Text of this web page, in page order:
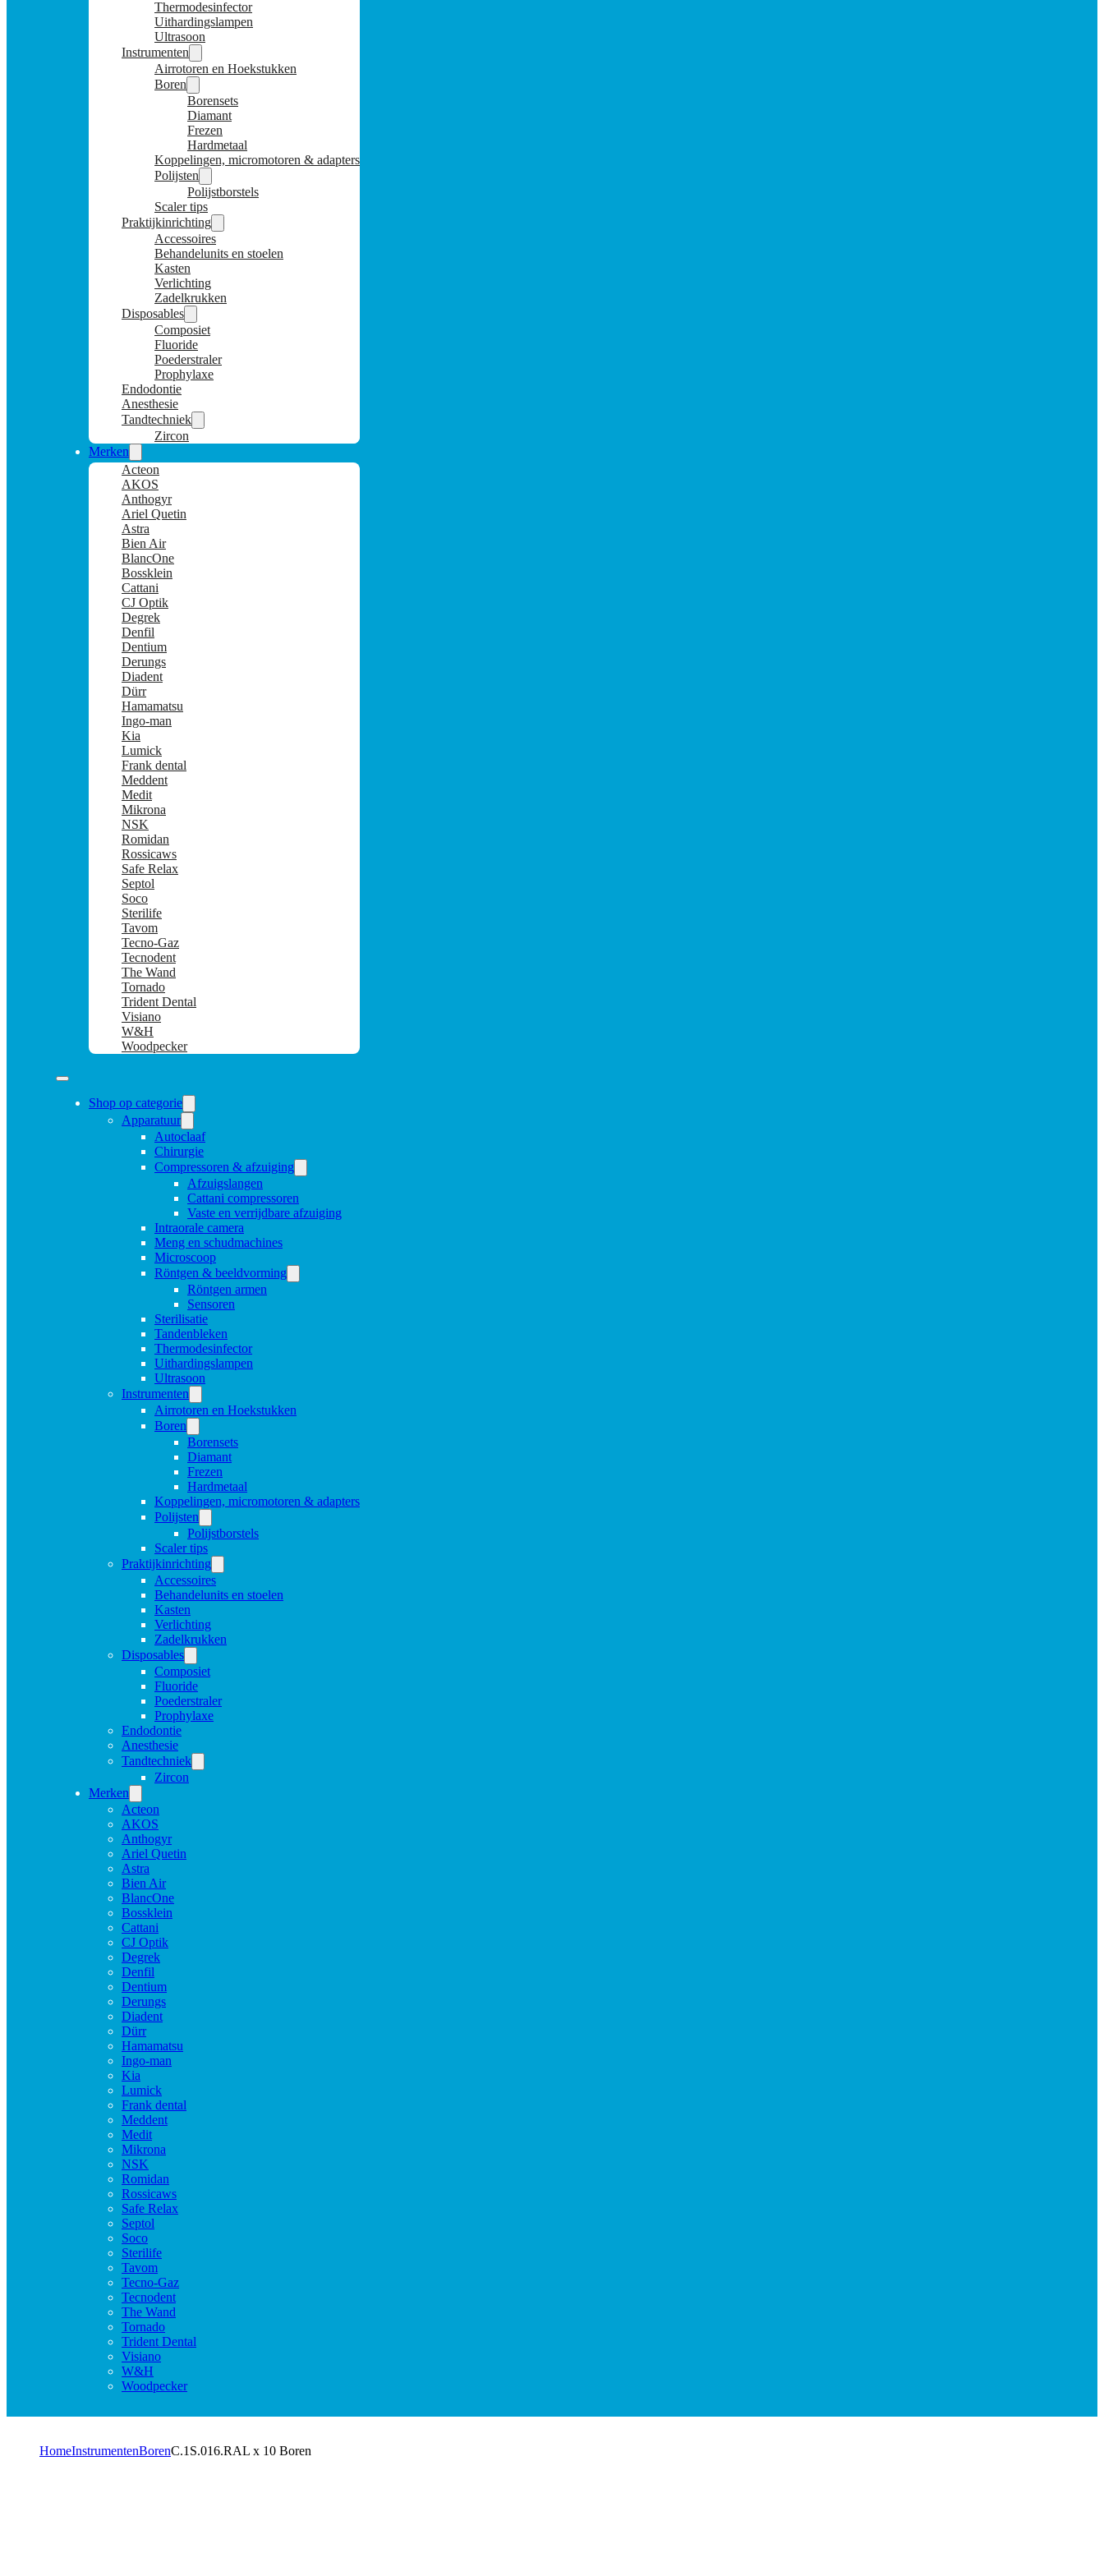
Thermodesinfector
Uithardingslampen
Ultrasoon
Instrumenten
Airrotoren en Hoekstukken
Boren
Borensets
Diamant
Frezen
Hardmetaal
Koppelingen, micromotoren & adapters
Polijsten
Polijstborstels
Scaler tips
Praktijkinrichting
Accessoires
Behandelunits en stoelen
Kasten
Verlichting
Zadelkrukken
Disposables
Composiet
Fluoride
Poederstraler
Prophylaxe
Endodontie
Anesthesie
Tandtechniek
Zircon
Merken
Acteon
AKOS
Anthogyr
Ariel Quetin
Astra
Bien Air
BlancOne
Bossklein
Cattani
CJ Optik
Degrek
Denfil
Dentium
Derungs
Diadent
Dürr
Hamamatsu
Ingo-man
Kia
Lumick
Frank dental
Meddent
Medit
Mikrona
NSK
Romidan
Rossicaws
Safe Relax
Septol
Soco
Sterilife
Tavom
Tecno-Gaz
Tecnodent
The Wand
Tornado
Trident Dental
Visiano
W&H
Woodpecker
Shop op categorie
Apparatuur
Autoclaaf
Chirurgie
Compressoren & afzuiging
Afzuigslangen
Cattani compressoren
Vaste en verrijdbare afzuiging
Intraorale camera
Meng en schudmachines
Microscoop
Röntgen & beeldvorming
Röntgen armen
Sensoren
Sterilisatie
Tandenbleken
Thermodesinfector
Uithardingslampen
Ultrasoon
Instrumenten
Airrotoren en Hoekstukken
Boren
Borensets
Diamant
Frezen
Hardmetaal
Koppelingen, micromotoren & adapters
Polijsten
Polijstborstels
Scaler tips
Praktijkinrichting
Accessoires
Behandelunits en stoelen
Kasten
Verlichting
Zadelkrukken
Disposables
Composiet
Fluoride
Poederstraler
Prophylaxe
Endodontie
Anesthesie
Tandtechniek
Zircon
Merken
Acteon
AKOS
Anthogyr
Ariel Quetin
Astra
Bien Air
BlancOne
Bossklein
Cattani
CJ Optik
Degrek
Denfil
Dentium
Derungs
Diadent
Dürr
Hamamatsu
Ingo-man
Kia
Lumick
Frank dental
Meddent
Medit
Mikrona
NSK
Romidan
Rossicaws
Safe Relax
Septol
Soco
Sterilife
Tavom
Tecno-Gaz
Tecnodent
The Wand
Tornado
Trident Dental
Visiano
W&H
Woodpecker
HomeInstrumentenBorenC.1S.016.RAL x 10 Boren